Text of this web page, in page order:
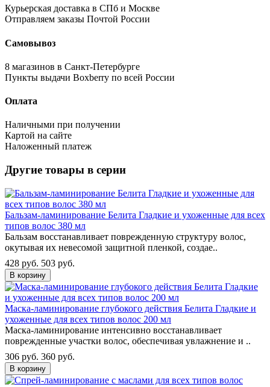
Курьерская доставка в СПб и Москве
Отправляем заказы Почтой России
Самовывоз
8 магазинов в Санкт-Петербурге
Пункты выдачи Boxberry по всей России
Оплата
Наличными при получении
Картой на сайте
Наложенный платеж
Другие товары в серии
Бальзам-ламинирование Белита Гладкие и ухоженные для всех
типов волос 380 мл
Бальзам восстанавливает поврежденную структуру волос,
окутывая их невесомой защитной пленкой, создае..
428 руб. 503 руб.
В корзину
Маска-ламинирование глубокого действия Белита Гладкие и
ухоженные для всех типов волос 200 мл
Маска-ламинирование интенсивно восстанавливает
поврежденные участки волос, обеспечивая увлажнение и ..
306 руб. 360 руб.
В корзину